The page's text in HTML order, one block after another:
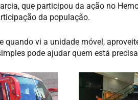
que participou da ação no
da população.
quando vi a unidade móvel,
pode ajudar quem está